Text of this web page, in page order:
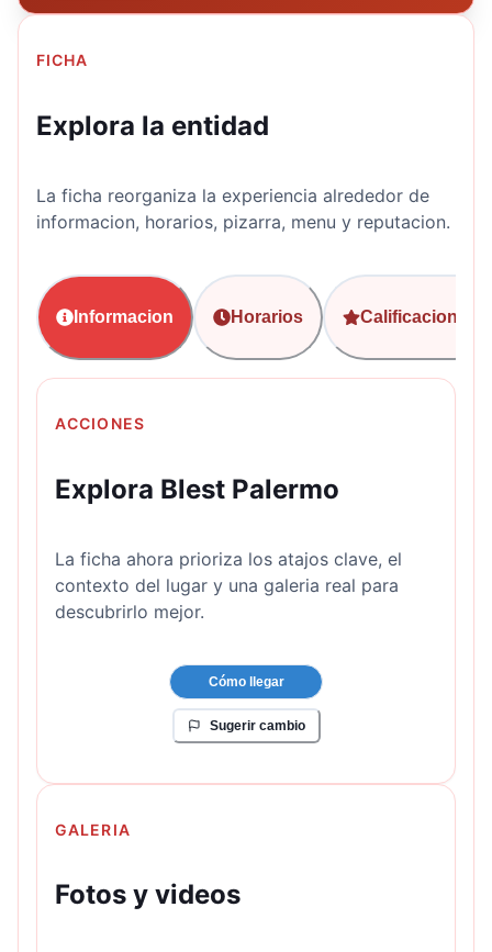
FICHA
Explora la entidad
La ficha reorganiza la experiencia alrededor de
informacion, horarios, pizarra, menu y reputacion.
Informacion Horarios Calificaciones
ACCIONES
Explora Blest Palermo
La ficha ahora prioriza los atajos clave, el
contexto del lugar y una galeria real para
descubrirlo mejor.
Cómo llegar
Sugerir cambio
GALERIA
Fotos y videos